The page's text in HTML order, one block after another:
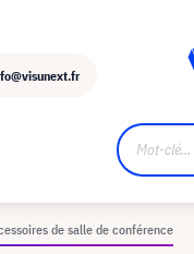
de salle de conférence